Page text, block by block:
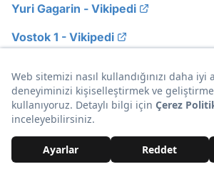
Yuri Gagarin - Vikipedi
Vostok 1 - Vikipedi
Yorumlar ve Emojiler Aşağıda